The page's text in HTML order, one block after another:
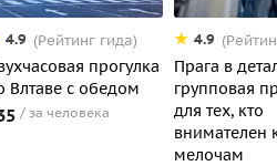
4.9 (Рейтинг гида)
прогулка
Влтаве с обедом
за человека
4.9
Прага в
групповая
для тех, кто
внимателен
мелочам